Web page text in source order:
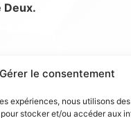
Gérer le consentement
expériences, nous utilisons
stocker et/ou accéder aux
Deux.